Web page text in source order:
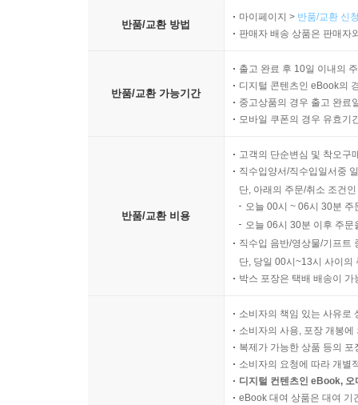
자전거 이야기 104
바람의 번제물 111
반품/교환 방법
마이페이지 > 반품/교환 신
판매자 배송 상품은 판매자
반품/교환 가능기간
출고 완료 후 10일 이내의
디지털 콘텐츠인 eBook의
중고상품의 경우 출고 완료
모바일 쿠폰의 경우 유효기
반품/교환 비용
고객의 단순변심 및 착오구
직수입양서/직수입일서중
단, 아래의 주문/취소 조건
오늘 00시 ~ 06시 30분
오늘 06시 30분 이후 주
직수입 음반/영상물/기프트
단, 당일 00시~13시 사이의
박스 포장은 택배 배송이
소비자의 책임 있는 사유로
소비자의 사용, 포장 개봉
복제가 가능한 상품 등의
소비자의 요청에 따라 개별
디지털 컨텐츠인 eBook,
eBook 대여 상품은 대여 기